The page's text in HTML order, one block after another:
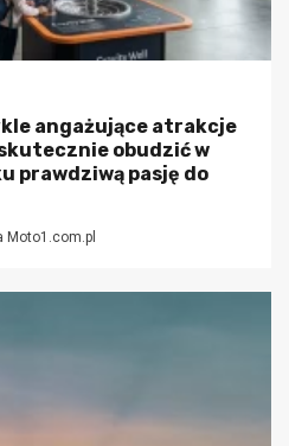
angażujące atrakcje
obudzić w
prawdziwą pasję do
Moto1.com.pl